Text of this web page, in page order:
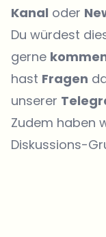
Kanal oder
Du würdest
gerne
hast Fragen
unserer
Zudem haben
Diskussions-